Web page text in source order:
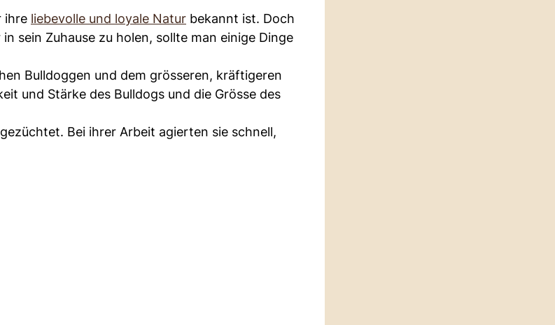
ihre liebevolle und loyale Natur bekannt ist. Doch
sein Zuhause zu holen, sollte man einige Dinge
Bulldoggen und dem grösseren, kräftigeren
und Stärke des Bulldogs und die Grösse des
gezüchtet. Bei ihrer Arbeit agierten sie schnell,